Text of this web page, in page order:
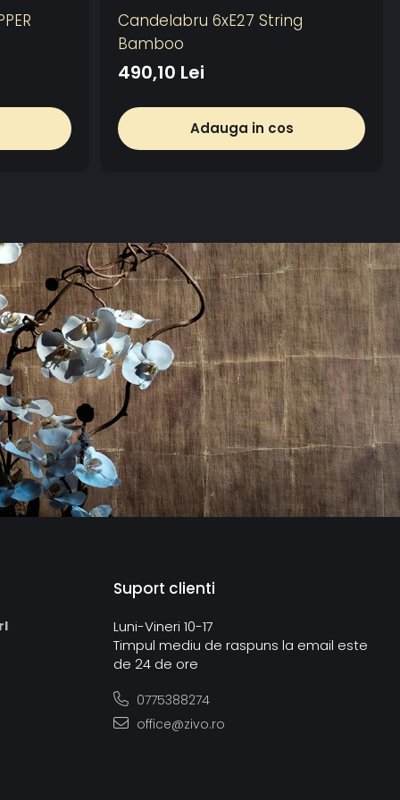
Candelabru 6xE27 String
Bamboo
490,10 Lei
Adauga in cos
Suport clienti
Luni-Vineri 10-17
Timpul mediu de raspuns la email este
de 24 de ore
0775388274
office@zivo.ro